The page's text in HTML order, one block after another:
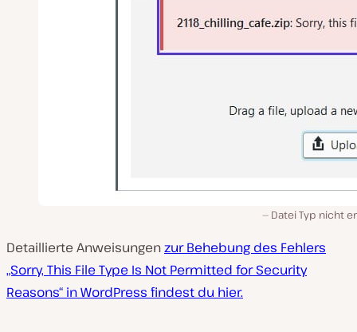
Datei Typ nicht
Detaillierte Anweisungenzur Behebung des Fehlers
„Sorry, This File Type Is Not Permitted for Security
Reasons“ in WordPress findest du hier.